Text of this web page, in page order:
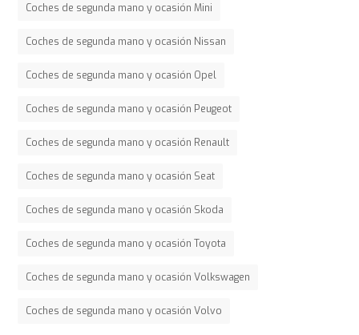
Coches de segunda mano y ocasión Mini
Coches de segunda mano y ocasión Nissan
Coches de segunda mano y ocasión Opel
Coches de segunda mano y ocasión Peugeot
Coches de segunda mano y ocasión Renault
Coches de segunda mano y ocasión Seat
Coches de segunda mano y ocasión Skoda
Coches de segunda mano y ocasión Toyota
Coches de segunda mano y ocasión Volkswagen
Coches de segunda mano y ocasión Volvo